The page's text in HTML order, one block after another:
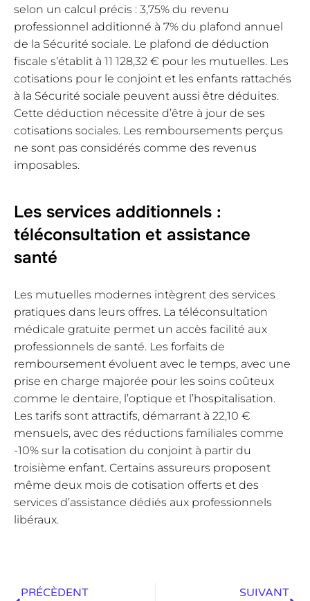
selon un calcul précis : 3,75% du revenu
professionnel additionné à 7% du plafond annuel
de la Sécurité sociale. Le plafond de déduction
fiscale s’établit à 11 128,32 € pour les mutuelles. Les
cotisations pour le conjoint et les enfants rattachés
à la Sécurité sociale peuvent aussi être déduites.
Cette déduction nécessite d’être à jour de ses
cotisations sociales. Les remboursements perçus
ne sont pas considérés comme des revenus
imposables.
Les services additionnels :
téléconsultation et assistance
santé
Les mutuelles modernes intègrent des services
pratiques dans leurs offres. La téléconsultation
médicale gratuite permet un accès facilité aux
professionnels de santé. Les forfaits de
remboursement évoluent avec le temps, avec une
prise en charge majorée pour les soins coûteux
comme le dentaire, l’optique et l’hospitalisation.
Les tarifs sont attractifs, démarrant à 22,10 €
mensuels, avec des réductions familiales comme
-10% sur la cotisation du conjoint à partir du
troisième enfant. Certains assureurs proposent
même deux mois de cotisation offerts et des
services d’assistance dédiés aux professionnels
libéraux.
PRÉCÈDENT SUIVANT